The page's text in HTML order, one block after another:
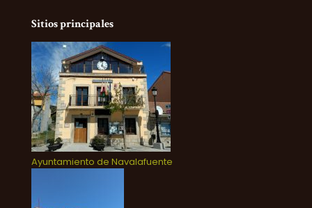
Sitios principales
Ayuntamiento de Navalafuente